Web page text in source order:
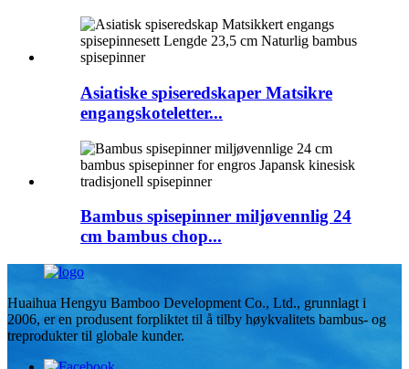
Asiatiske spiseredskaper Matsikre
engangskoteletter...
Bambus spisepinner miljøvennlig 24
cm bambus chop...
Huaihua Hengyu Bamboo Development Co., Ltd., grunnlagt i
2006, er en produsent forpliktet til å tilby høykvalitets bambus- og
treprodukter til globale kunder.